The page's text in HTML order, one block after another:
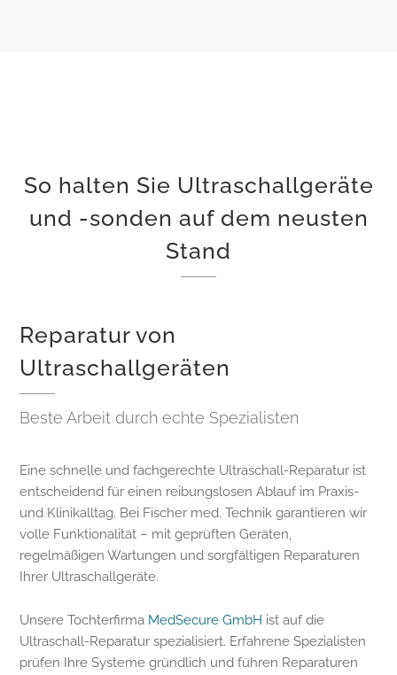
So halten Sie Ultraschallgeräte
und -sonden auf dem neusten
Stand
Reparatur von
Ultraschallgeräten
Beste Arbeit durch echte Spezialisten
Eine schnelle und fachgerechte Ultraschall-Reparatur ist
entscheidend für einen reibungslosen Ablauf im Praxis-
und Klinikalltag. Bei Fischer med. Technik garantieren wir
volle Funktionalität – mit geprüften Geräten,
regelmäßigen Wartungen und sorgfältigen Reparaturen
Ihrer Ultraschallgeräte.
Unsere Tochterfirma MedSecure GmbH ist auf die
Ultraschall-Reparatur spezialisiert. Erfahrene Spezialisten
prüfen Ihre Systeme gründlich und führen Reparaturen